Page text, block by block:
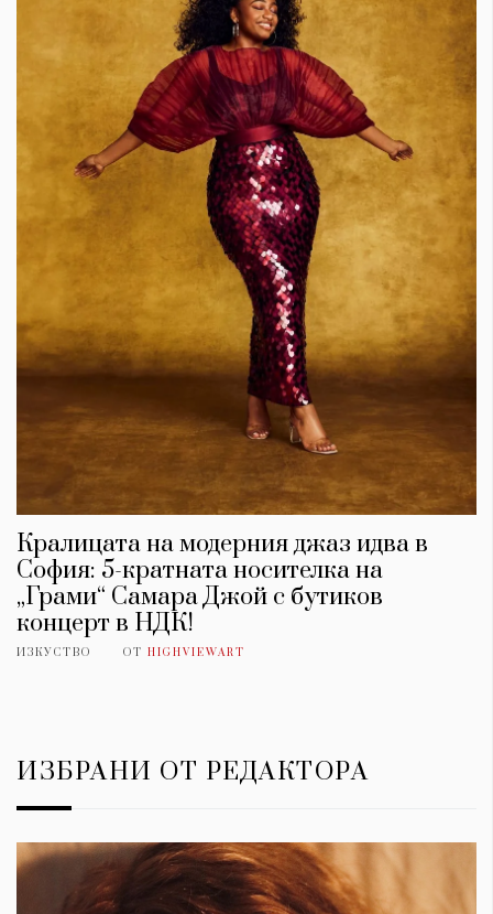
Кралицата на модерния джаз идва в
София: 5-кратната носителка на
„Грами“ Самара Джой с бутиков
концерт в НДК!
ИЗКУСТВО ОТ HIGHVIEWART
ИЗБРАНИ ОТ РЕДАКТОРА